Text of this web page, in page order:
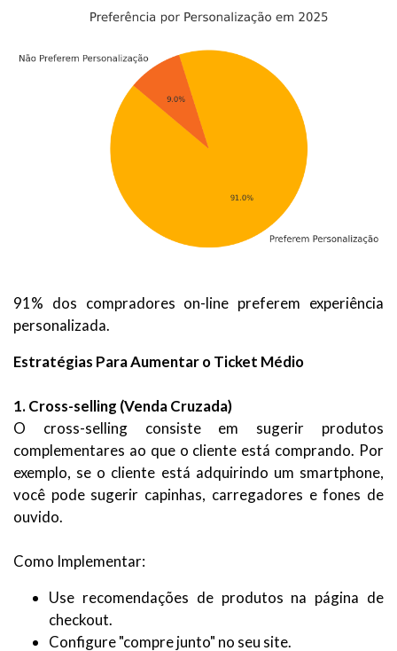
91% dos compradores on-line preferem experiência
personalizada.
Estratégias Para Aumentar o Ticket Médio
1. Cross-selling (Venda Cruzada)
O cross-selling consiste em sugerir produtos
complementares ao que o cliente está comprando. Por
exemplo, se o cliente está adquirindo um smartphone,
você pode sugerir capinhas, carregadores e fones de
ouvido.
Como Implementar:
Use recomendações de produtos na página de
checkout.
Configure "compre junto" no seu site.